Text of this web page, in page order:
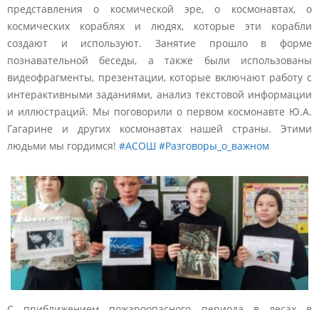
представления о космической эре, о космонавтах, о
космических кораблях и людях, которые эти корабли
создают и используют. Занятие прошло в форме
познавательной беседы, а также были использованы
видеофрагменты, презентации, которые включают работу с
интерактивными заданиями, анализ текстовой информации
и иллюстраций. Мы поговорили о первом космонавте Ю.А.
Гагарине и других космонавтах нашей страны. Этими
людьми мы гордимся! #АСОШ #Разговоры_о_важном